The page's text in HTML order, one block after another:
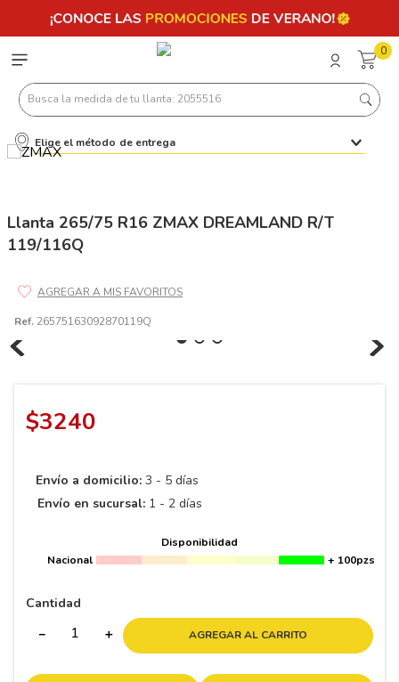
0
Busca la medida de tu llanta: 2055516
Elige el método de entrega
Llanta 265/75 R16 ZMAX DREAMLAND R/T
119/116Q
Ref. 26575163092870119Q
$3240
Envío a domicilio: 3 - 5 días
Envío en sucursal: 1 - 2 días
Disponibilidad
Nacional
+ 100pzs
Cantidad
＋
－ AGREGAR AL CARRITO
Términos más buscados
6 205